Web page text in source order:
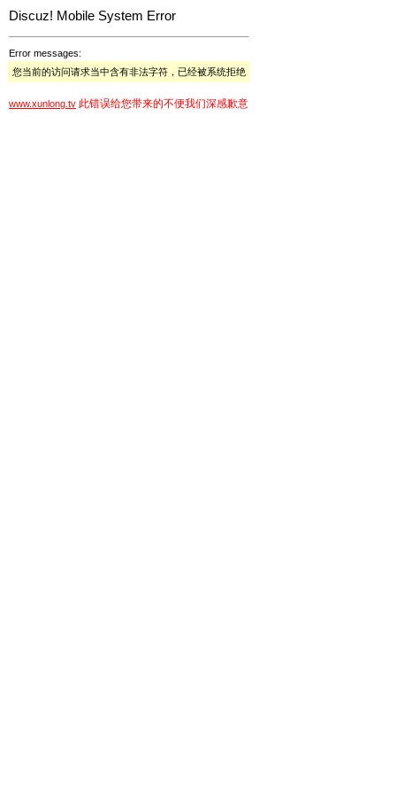
Discuz! Mobile System Error
Error messages:
您当前的访问请求当中含有非法字符，已经被系统拒绝
www.xunlong.tv 此错误给您带来的不便我们深感歉意